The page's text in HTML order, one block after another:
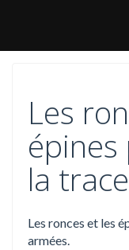
Les
la
Les ronces et les
armées.